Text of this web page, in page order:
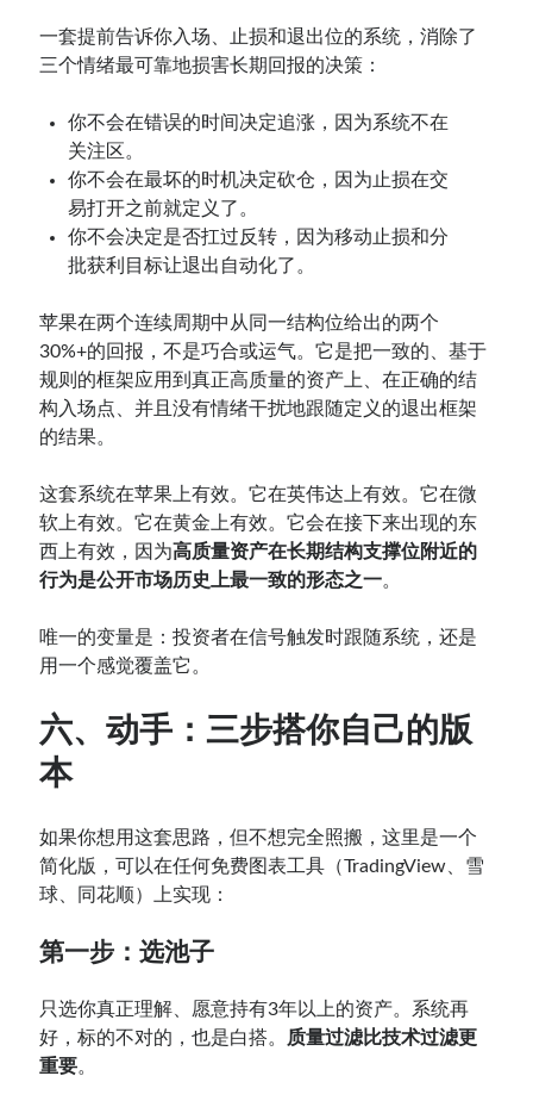
一套提前告诉你入场、止损和退出位的系统，消除了
三个情绪最可靠地损害长期回报的决策：
你不会在错误的时间决定追涨，因为系统不在
关注区。
你不会在最坏的时机决定砍仓，因为止损在交
易打开之前就定义了。
你不会决定是否扛过反转，因为移动止损和分
批获利目标让退出自动化了。
苹果在两个连续周期中从同一结构位给出的两个
30%+的回报，不是巧合或运气。它是把一致的、基于
规则的框架应用到真正高质量的资产上、在正确的结
构入场点、并且没有情绪干扰地跟随定义的退出框架
的结果。
这套系统在苹果上有效。它在英伟达上有效。它在微
软上有效。它在黄金上有效。它会在接下来出现的东
西上有效，因为高质量资产在长期结构支撑位附近的
行为是公开市场历史上最一致的形态之一。
唯一的变量是：投资者在信号触发时跟随系统，还是
用一个感觉覆盖它。
六、动手：三步搭你自己的版
本
如果你想用这套思路，但不想完全照搬，这里是一个
简化版，可以在任何免费图表工具（TradingView、雪
球、同花顺）上实现：
第一步：选池子
只选你真正理解、愿意持有3年以上的资产。系统再
好，标的不对的，也是白搭。
质量过滤比技术过滤更
重要。